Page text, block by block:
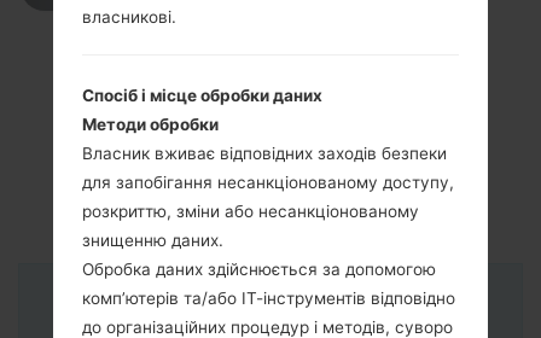
власникові.
Спосіб і місце обробки даних
Методи обробки
Власник вживає відповідних заходів безпеки
для запобігання несанкціонованому доступу,
розкриттю, зміни або несанкціонованому
знищенню даних.
Обробка даних здійснюється за допомогою
комп’ютерів та/або ІТ-інструментів відповідно
до організаційних процедур і методів, суворо